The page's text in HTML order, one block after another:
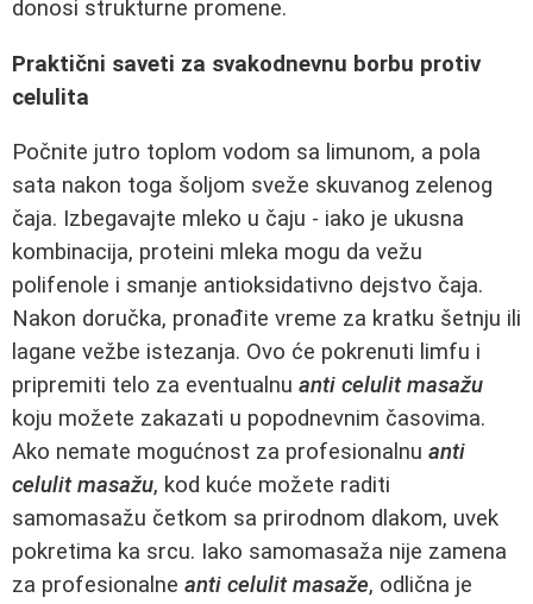
donosi strukturne promene.
Praktični saveti za svakodnevnu borbu protiv
celulita
Počnite jutro toplom vodom sa limunom, a pola
sata nakon toga šoljom sveže skuvanog zelenog
čaja. Izbegavajte mleko u čaju - iako je ukusna
kombinacija, proteini mleka mogu da vežu
polifenole i smanje antioksidativno dejstvo čaja.
Nakon doručka, pronađite vreme za kratku šetnju ili
lagane vežbe istezanja. Ovo će pokrenuti limfu i
pripremiti telo za eventualnu anti celulit masažu
koju možete zakazati u popodnevnim časovima.
Ako nemate mogućnost za profesionalnu anti
celulit masažu, kod kuće možete raditi
samomasažu četkom sa prirodnom dlakom, uvek
pokretima ka srcu. Iako samomasaža nije zamena
za profesionalne anti celulit masaže, odlična je